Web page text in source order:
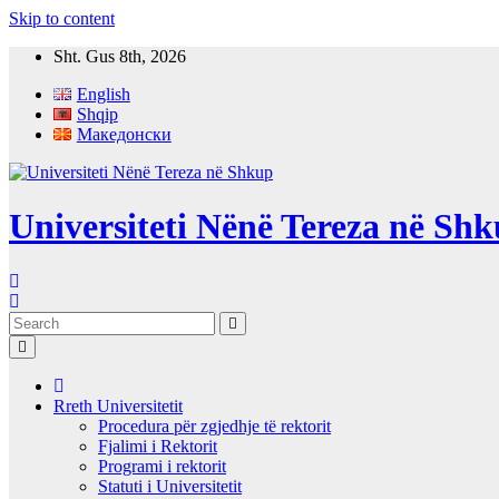
Skip to content
Sht. Gus 8th, 2026
English
Shqip
Македонски
Universiteti Nënë Tereza në
Rreth Universitetit
Procedura për zgjedhje të rektorit
Fjalimi i Rektorit
Programi i rektorit
Statuti i Universitetit